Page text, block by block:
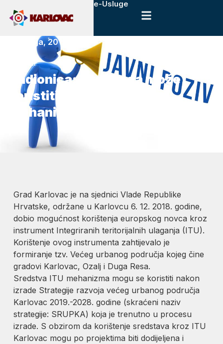
e-Usluge
8. srpnja, 2019.
Novosti
Radionica: Tko i kada može
koristiti sredstva ITU
mehanizma
Grad Karlovac je na sjednici Vlade Republike
Hrvatske, održane u Karlovcu 6. 12. 2018. godine,
dobio mogućnost korištenja europskog novca kroz
instrument Integriranih teritorijalnih ulaganja (ITU).
Korištenje ovog instrumenta zahtijevalo je
formiranje tzv. Većeg urbanog područja kojeg čine
gradovi Karlovac, Ozalj i Duga Resa.
Sredstva ITU mehanizma mogu se koristiti nakon
izrade Strategije razvoja većeg urbanog područja
Karlovac 2019.-2028. godine (skraćeni naziv
strategije: SRUPKA) koja je trenutno u procesu
izrade. S obzirom da korištenje sredstava kroz ITU
Karlovac mogu po projektima biti dodijeljena i